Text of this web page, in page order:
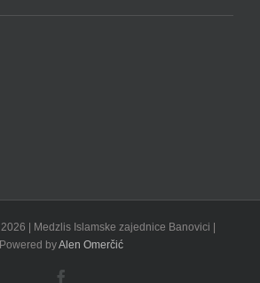
2026 | Medzlis Islamske zajednice Banovici |
Powered byAlen Omerčić